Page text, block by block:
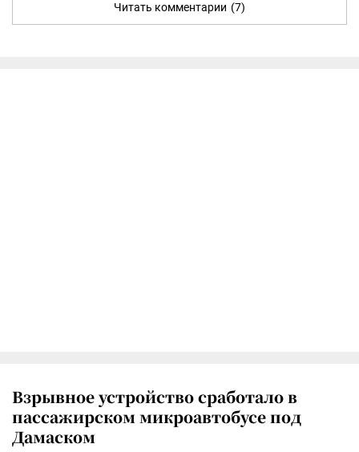
Читать комментарии (7)
Взрывное устройство сработало в
пассажирском микроавтобусе под
Дамаском